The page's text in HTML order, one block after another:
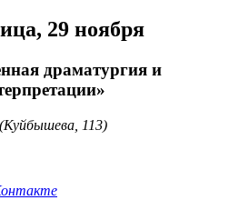
29 ноября
драматургия и
113)